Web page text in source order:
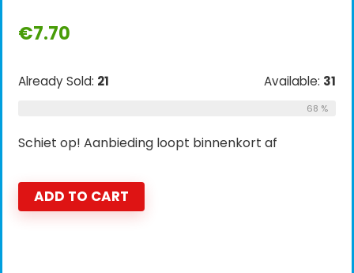
€7.70
Already Sold: 21 Available: 31
68 %
Schiet op! Aanbieding loopt binnenkort af
ADD TO CART